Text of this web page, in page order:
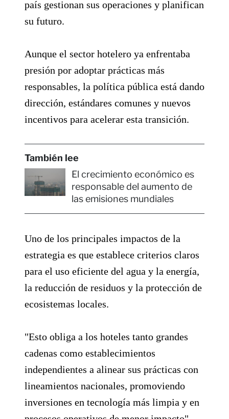
país gestionan sus operaciones y planifican
su futuro.
Aunque el sector hotelero ya enfrentaba
presión por adoptar prácticas más
responsables, la política pública está dando
dirección, estándares comunes y nuevos
incentivos para acelerar esta transición.
También lee
El crecimiento económico es
responsable del aumento de
las emisiones mundiales
Uno de los principales impactos de la
estrategia es que establece criterios claros
para el uso eficiente del agua y la energía,
la reducción de residuos y la protección de
ecosistemas locales.
"Esto obliga a los hoteles tanto grandes
cadenas como establecimientos
independientes a alinear sus prácticas con
lineamientos nacionales, promoviendo
inversiones en tecnología más limpia y en